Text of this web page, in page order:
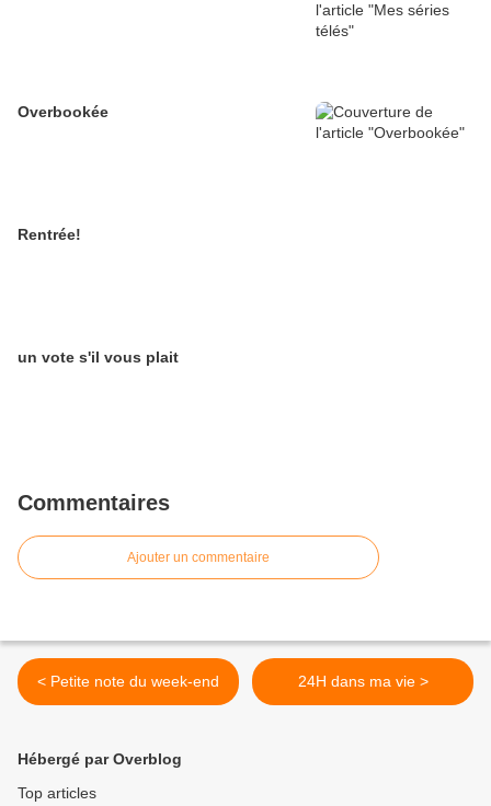
Overbookée
Rentrée!
un vote s'il vous plait
Commentaires
Ajouter un commentaire
< Petite note du week-end 24H dans ma vie >
Hébergé par Overblog
Top articles